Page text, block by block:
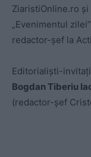
ZiaristiOnline.ro
„Evenimentul
redactor-șef la
Editorialiști-
Bogdan Tiberiu
(redactor-șef